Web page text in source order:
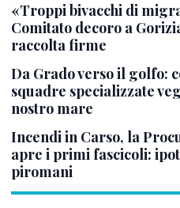
«Troppi bivacchi di
Comitato decoro a
raccolta firme
Da Grado verso il golfo:
squadre specializzate
nostro mare
Incendi in Carso, la
apre i primi fascicoli:
piromani